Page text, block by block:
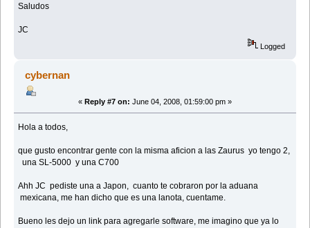
Saludos
JC
Logged
cybernan
« Reply #7 on: June 04, 2008, 01:59:00 pm »
Hola a todos,
que gusto encontrar gente con la misma aficion a las Zaurus yo tengo 2,
una SL-5000 y una C700
Ahh JC pediste una a Japon, cuanto te cobraron por la aduana
mexicana, me han dicho que es una lanota, cuentame.
Bueno les dejo un link para agregarle software, me imagino que ya lo